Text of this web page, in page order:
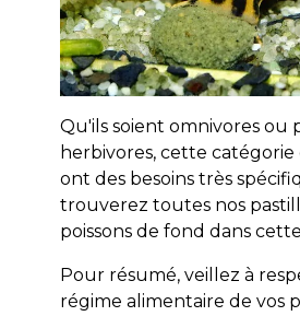
Qu'ils soient omnivores ou
herbivores, cette catégorie
ont des besoins très
trouverez toutes nos
poissons de fond dans cette
Pour résumé, veillez à
régime alimentaire de vos